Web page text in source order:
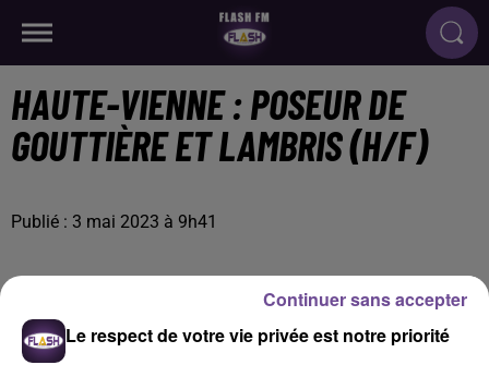
HAUTE-VIENNE : POSEUR DE
GOUTTIÈRE ET LAMBRIS (H/F)
Publié : 3 mai 2023 à 9h41
Le respect de votre vie privée est notre priorité
Continuer sans accepter